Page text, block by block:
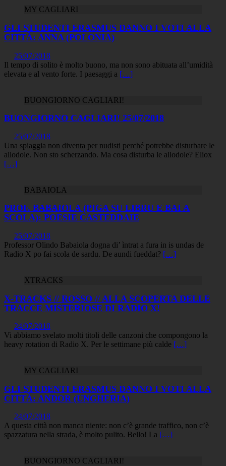
MY CAGLIARI
GLI STUDENTI ERASMUS DANNO I VOTI ALLA
CITTÀ: ANNA (POLONIA)
25/07/2018
Il tempo di solito è molto buono, ma non sono abituata all’umidità
elevata e al vento forte. I paesaggi a […]
BUONGIORNO CAGLIARI!
BUONGIORNO CAGLIARI! 25/07/2018
25/07/2018
Una spiaggia non diventa per nudisti perché potrebbe disturbare le
allodole. Non sto scherzando. Ma cosa disturba le allodole? Eliox
[…]
BABAIOLA
PROF. BABAIOLA (PIGA SU LIBRU E BAI A
SCOLA): POESIE CASTEDDAIE
25/07/2018
Professor Olindo Babaiola dogna di’ ìntrat a fura in is undas de
Radio X po fai scola de sardu. De aundi fueddat? […]
XTRACKS
X-TRACKS // ROSSO // ALLA SCOPERTA DELLE
TRACCE MISTERIOSE DI RADIO X!
24/07/2018
Vi abbiamo svelato molti titoli delle canzoni che compongono la
heavy rotation di Radio X. Per le settimane più calde […]
MY CAGLIARI
GLI STUDENTI ERASMUS DANNO I VOTI ALLA
CITTÀ: ANDOR (UNGHERIA)
24/07/2018
A questa città non manca niente: non c’è grande traffico, non c’è
spazzatura nella strada, è molto pulito. Bello! La […]
BUONGIORNO CAGLIARI!